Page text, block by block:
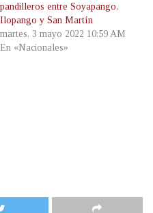
pandilleros entre Soyapango,
Ilopango y San Martín
martes, 3 mayo 2022 10:59 AM
En «Nacionales»